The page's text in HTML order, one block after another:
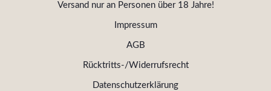
Versand nur an Personen über 18 Jahre!
Impressum
AGB
Rücktritts-/Widerrufsrecht
Datenschutzerklärung